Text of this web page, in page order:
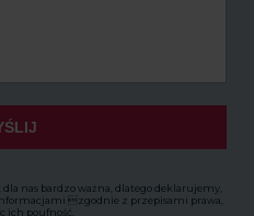
nas bardzo ważna, dlatego deklarujemy,
zgodnie z przepisami prawa,
ich poufność.